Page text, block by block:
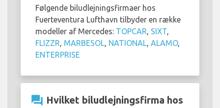
Følgende biludlejningsfirmaer hos
Fuerteventura Lufthavn tilbyder en række
modeller af Mercedes: TOPCAR SIXT
FLIZZR MARBESOL NATIONAL ALAMO,
ENTERPRISE
question_answer Hvilket biludlejningsfirma hos